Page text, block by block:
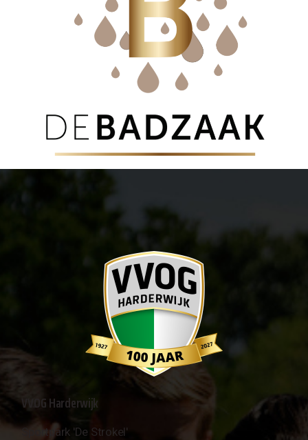
VVOG Harderwijk
Sportpark 'De Strokel'